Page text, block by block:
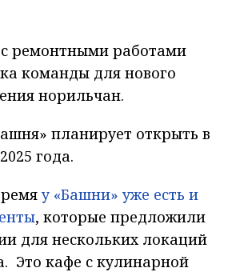
ремонтными работами
команды для нового
норильчан.
планирует открыть в
года.
у «Башни» уже есть и
, которые предложили
для нескольких локаций
Это кафе с кулинарной